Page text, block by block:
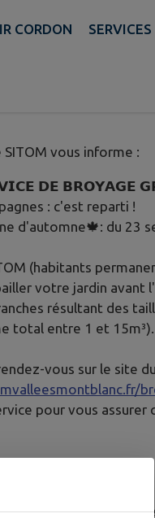
CORDON
SITOM vous informe :
𝗦𝗘𝗥𝗩𝗜𝗖𝗘 𝗗𝗘
: c'est reparti !
d'automne🍁: du 23
(habitants
votre jardin avant
résultant des
total entre 1 et 15m³).
vous sur le site
pour vous
SITOM au 04 50 78
par Champ des